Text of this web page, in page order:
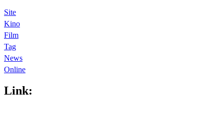
Site
Kino
Film
Tag
News
Online
Link: